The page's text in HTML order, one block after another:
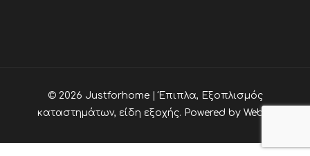
© 2026 Justforhome | Έπιπλα, Εξοπλισμός
καταστημάτων, είδη εξοχής. Powered by Webia